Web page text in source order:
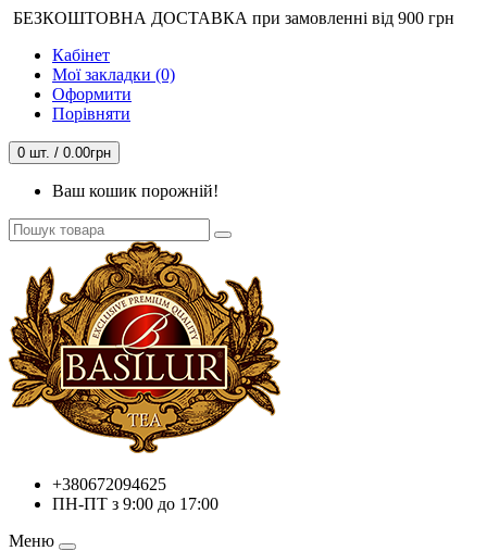
БЕЗКОШТОВНА ДОСТАВКА при замовленні від 900 грн
Кабінет
Мої закладки (0)
Оформити
Порівняти
0 шт. / 0.00грн
Ваш кошик порожній!
+380672094625
ПН-ПТ з 9:00 до 17:00
Меню